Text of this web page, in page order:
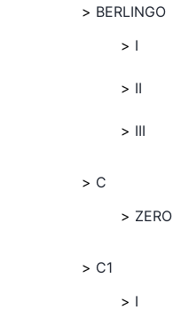
BERLINGO
I
II
III
C
ZERO
C1
I